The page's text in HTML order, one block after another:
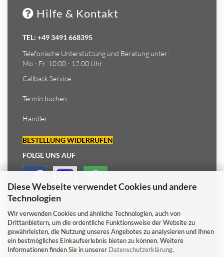
Diese Webseite verwendet Cookies und andere
Technologien
Wir verwenden Cookies und ähnliche Technologien, auch von
Drittanbietern, um die ordentliche Funktionsweise der Website zu
gewährleisten, die Nutzung unseres Angebotes zu analysieren und Ihnen
ein bestmögliches Einkaufserlebnis bieten zu können. Weitere
Informationen finden Sie in unserer Datenschutzerklärung.
Hilfe & Kontakt
TEL: +49 3491 668395
Telefonische Unterstützung und Beratung unter:
Mo - Fr: 10:00 - 12:00 Uhr
Callback Service
Termin buchen
Händler
BESTELLUNG WIDERRUFEN
FOLGE UNS AUF